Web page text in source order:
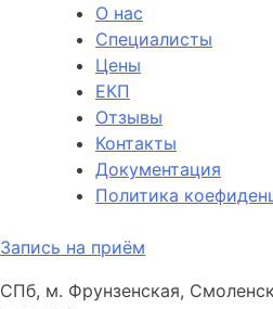
О нас
Специалисты
Цены
ЕКП
Отзывы
Контакты
Документация
Политика
Запись на приём
СПб, м. Фрунзенская,